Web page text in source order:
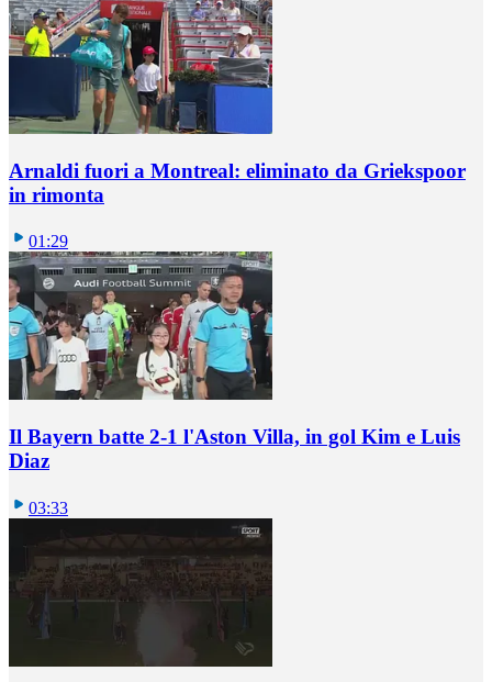
Arnaldi fuori a Montreal: eliminato da Griekspoor
in rimonta
01:29
Il Bayern batte 2-1 l'Aston Villa, in gol Kim e Luis
Diaz
03:33